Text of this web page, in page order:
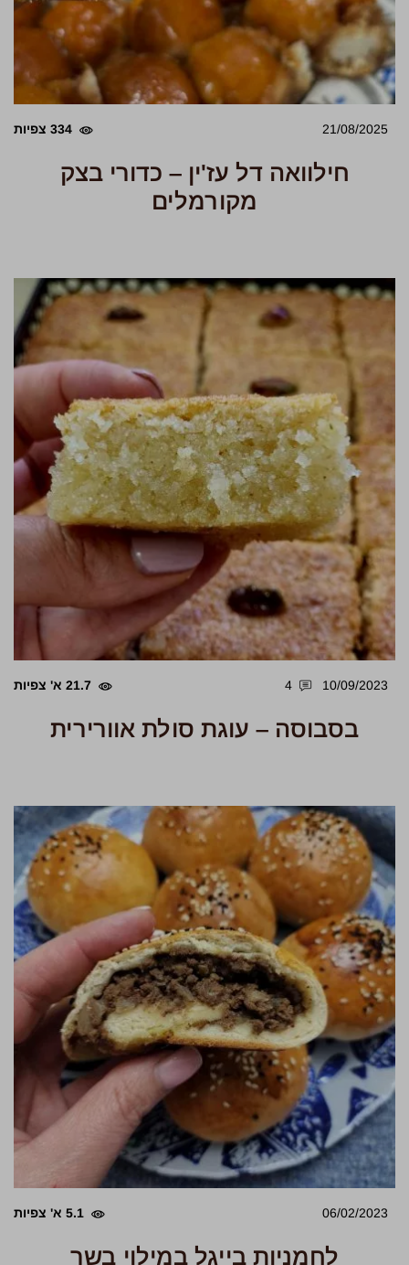
21/08/2025 334 צפיות
חילוואה דל עז'ין – כדורי בצק
מקורמלים
10/09/2023
4 21.7 א' צפיות
בסבוסה – עוגת סולת אוורירית
06/02/2023 5.1 א' צפיות
לחמניות בייגל במילוי בשר